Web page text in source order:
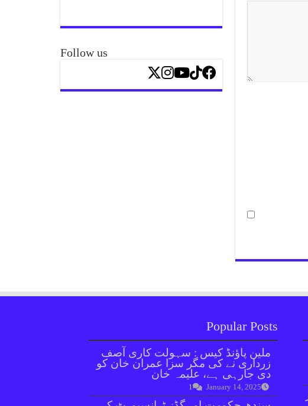
Follow us
Popular Posts
ملین پاؤنڈ کیس : سہولت کاری آصف
زرداری نے کی مگر سزا عمران خان کو
دی جارہی ہے، علیمہ خان
January 14, 2025
1